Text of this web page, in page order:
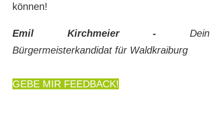
können!
Emil Kirchmeier - Dein
Bürgermeisterkandidat für Waldkraiburg
GEBE MIR FEEDBACK!